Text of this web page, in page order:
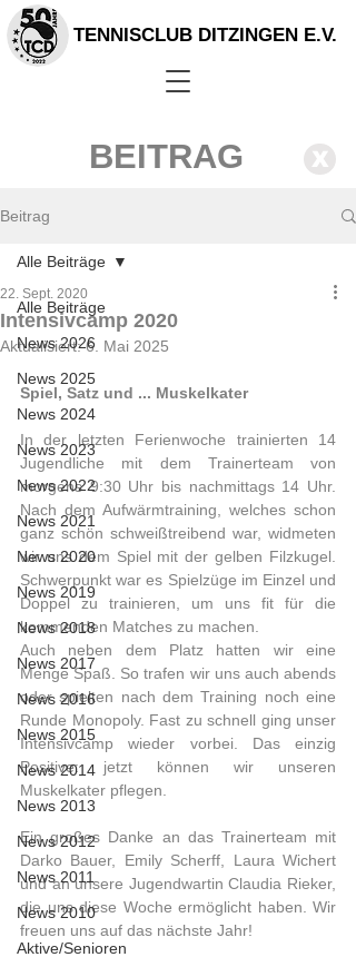
TENNISCLUB DITZINGEN E.V.
BEITRAG X
Beitrag
Alle Beiträge
News 2026
News 2025
News 2024
News 2023
News 2022
News 2021
News 2020
News 2019
News 2018
News 2017
News 2016
News 2015
News 2014
News 2013
News 2012
News 2011
News 2010
Aktive/Senioren
Alle Beiträge
Intensivcamp 2020
22. Sept. 2020
Aktualisiert:6. Mai 2025
Spiel, Satz und ... Muskelkater
In der letzten Ferienwoche trainierten 14
Jugendliche mit dem Trainerteam von
morgens 9:30 Uhr bis nachmittags 14 Uhr.
Nach dem Aufwärmtraining, welches schon
ganz schön schweißtreibend war, widmeten
wir uns dem Spiel mit der gelben Filzkugel.
Schwerpunkt war es Spielzüge im Einzel und
Doppel zu trainieren, um uns fit für die
kommenden Matches zu machen.
Auch neben dem Platz hatten wir eine
Menge Spaß. So trafen wir uns auch abends
oder spielten nach dem Training noch eine
Runde Monopoly. Fast zu schnell ging unser
Intensivcamp wieder vorbei. Das einzig
Positive: jetzt können wir unseren
Muskelkater pflegen.
Ein großes Danke an das Trainerteam mit
Darko Bauer, Emily Scherff, Laura Wichert
und an unsere Jugendwartin Claudia Rieker,
die uns diese Woche ermöglicht haben. Wir
freuen uns auf das nächste Jahr!